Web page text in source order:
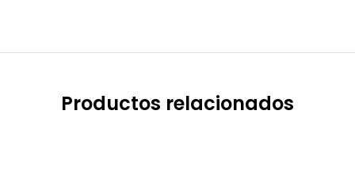
Productos relacionados